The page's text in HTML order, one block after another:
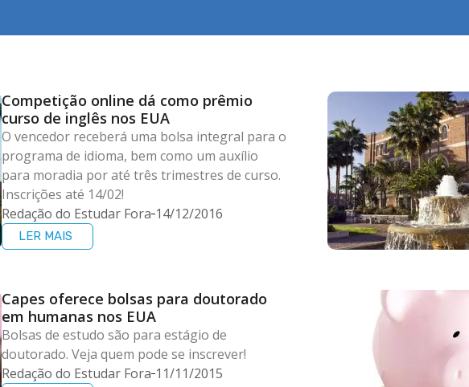
Competição online dá como prêmio
curso de inglês nos EUA
O vencedor receberá uma bolsa integral para o
programa de idioma, bem como um auxílio
para moradia por até três trimestres de curso.
Inscrições até 14/02!
Redação do Estudar Fora 14/12/2016
LER MAIS
Capes oferece bolsas para doutorado
em humanas nos EUA
Bolsas de estudo são para estágio de
doutorado. Veja quem pode se inscrever!
Redação do Estudar Fora 11/11/2015